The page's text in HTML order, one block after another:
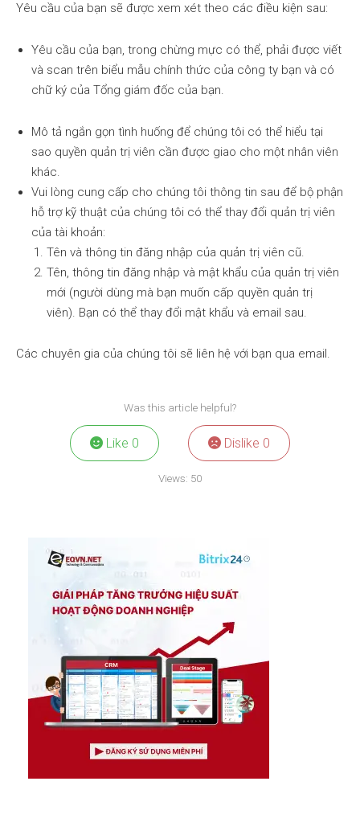
Yêu cầu của bạn sẽ được xem xét theo các điều kiện sau:
Yêu cầu của bạn, trong chừng mực có thể, phải được viết
và scan trên biểu mẫu chính thức của công ty bạn và có
chữ ký của Tổng giám đốc của bạn.
Mô tả ngắn gọn tình huống để chúng tôi có thể hiểu tại
sao quyền quản trị viên cần được giao cho một nhân viên
khác.
Vui lòng cung cấp cho chúng tôi thông tin sau để bộ phận
hỗ trợ kỹ thuật của chúng tôi có thể thay đổi quản trị viên
của tài khoản:
Tên và thông tin đăng nhập của quản trị viên cũ.
Tên, thông tin đăng nhập và mật khẩu của quản trị viên
mới (người dùng mà bạn muốn cấp quyền quản trị
viên). Bạn có thể thay đổi mật khẩu và email sau.
Các chuyên gia của chúng tôi sẽ liên hệ với bạn qua email.
Was this article helpful?
Like 0 Dislike 0
Views: 50